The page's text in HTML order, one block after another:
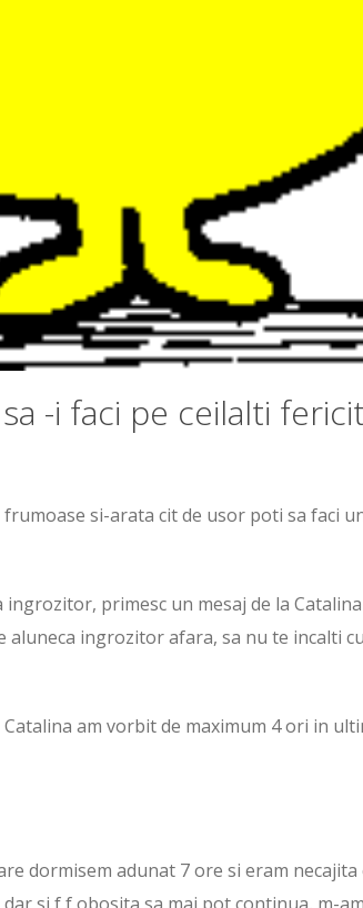
-i faci pe ceilalti
si-arata cit de usor poti sa faci
primesc un mesaj de la
aluneca ingrozitor afara, sa nu te incalti
am vorbit de maximum 4 ori in
dormisem adunat 7 ore si eram